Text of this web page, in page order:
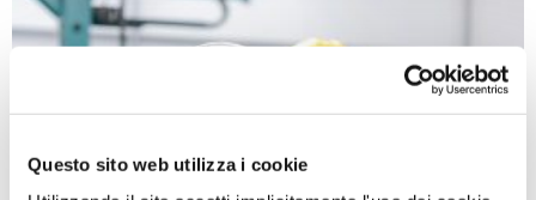
Questo sito web utilizza i cookie